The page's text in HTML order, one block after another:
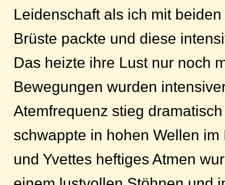
Leidenschaft als ich mit
Brüste packte und diese
Das heizte ihre Lust nur noch
Bewegungen wurden
Atemfrequenz stieg
schwappte in hohen Wellen
und Yvettes heftiges Atmen